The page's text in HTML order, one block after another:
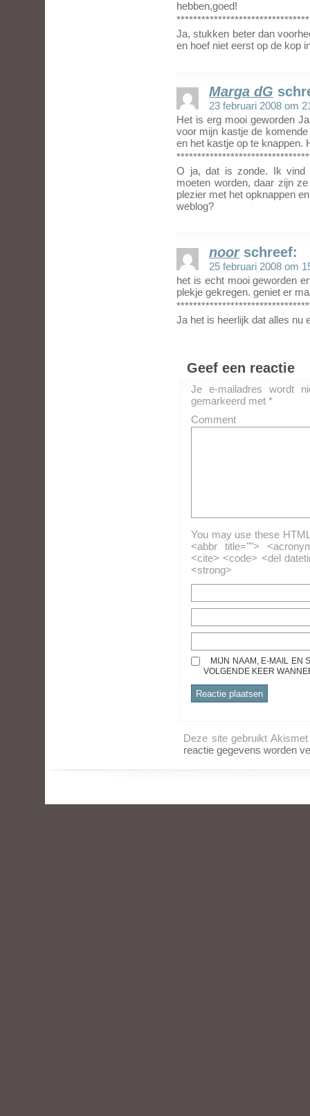
hebben,goed!
Ja, stukken beter dan
en hoef niet eerst op de kop
Marga dG
23 februari 2008 om
Het is erg mooi geworden
voor mijn kastje de
en het kastje op te knappen.
O ja, dat is zonde. Ik vind
moeten worden, daar zijn
plezier met het opknappen
weblog?
noor schreef:
25 februari 2008 om
het is echt mooi geworden
plekje gekregen. geniet er
Ja het is heerlijk dat alles nu
Geef een reactie
Je e-mailadres wordt
gemarkeerd met *
Comment
You may use these
<abbr title="">
<cite> <code> <del
<strong>
MIJN NAAM, E-MAIL EN
VOLGENDE KEER
Deze site gebruikt
reactie gegevens worden